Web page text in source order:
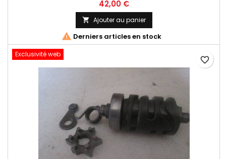
42,00 €
 Ajouter au panier
 Derniers articles en stock
Exclusivité web
favorite_border